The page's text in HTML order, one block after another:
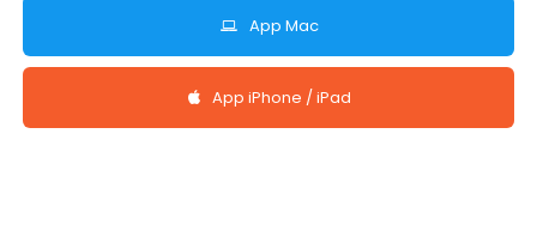
App Mac
App iPhone / iPad